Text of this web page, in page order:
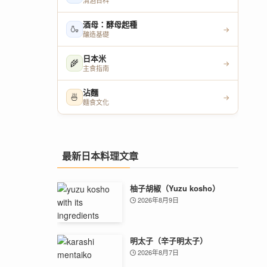
🍶 酒母：酵母起種
釀造基礎
→
🌾 日本米
主食指南
→
🍜 沾麵
麵食文化
→
最新日本料理文章
柚子胡椒（Yuzu kosho）
2026年8月9日
明太子（辛子明太子）
2026年8月7日